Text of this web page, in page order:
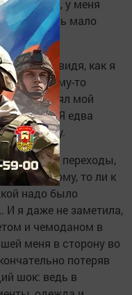
часов, у меня
оставалось мало
человек, видя, как я
Я почему-то
он взял мой
вагона. Я едва
из виду.
закоулки, переходы,
к Курскому, то ли к
надо было
И я даже не заметила,
и чемоданом в
меня в сторону во
потеряв
шок: ведь в